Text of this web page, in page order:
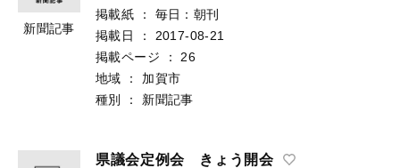
新聞記事
掲載紙 ：
毎日：朝刊
掲載日
：
2017-08-21
掲載ページ
：
26
地域
：
加賀市
種別
： 新聞記事
県議会定例会 きょう開会